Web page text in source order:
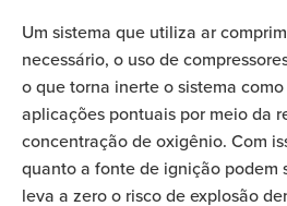
Um sistema que utiliza ar
necessário, o uso de
o que torna inerte o sistema
aplicações pontuais por meio da
concentração de oxigênio. Com
quanto a fonte de ignição podem
leva a zero o risco de explosão